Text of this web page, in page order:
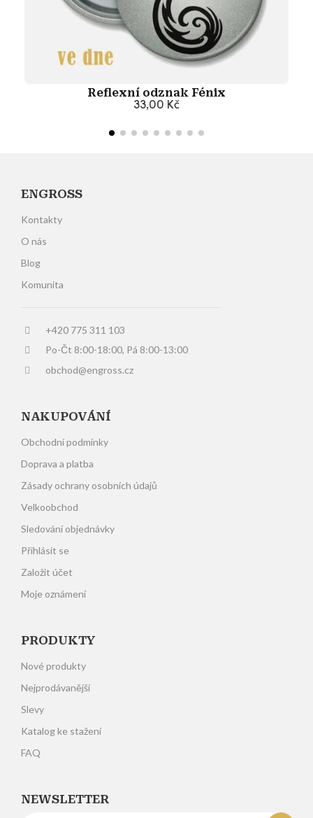
Reflexní odznak Fénix
33,00 Kč
Přidat do košíku
ENGROSS
Kontakty
O nás
Blog
Komunita
+420 775 311 103
Po-Čt 8:00-18:00, Pá 8:00-13:00
obchod@engross.cz
NAKUPOVÁNÍ
Obchodní podmínky
Doprava a platba
Zásady ochrany osobních údajů
Velkoobchod
Sledování objednávky
Přihlásit se
Založit účet
Moje oznámení
PRODUKTY
Nové produkty
Nejprodávanější
Slevy
Katalog ke stažení
FAQ
NEWSLETTER